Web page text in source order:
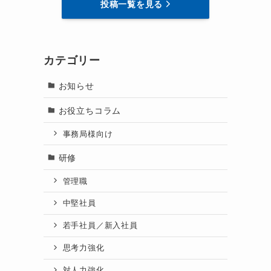
投稿一覧を見る
カテゴリー
お知らせ
お役立ちコラム
事務局様向け
研修
管理職
中堅社員
若手社員／新入社員
思考力強化